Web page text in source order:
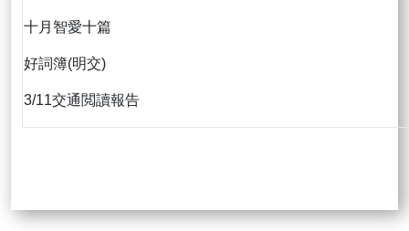
十月智愛十篇
好詞簿(明交)
3/11交通閲讀報告